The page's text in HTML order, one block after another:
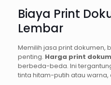
Biaya Print
Lembar
Memilih jasa print dokumen,
penting. Harga print
berbeda-beda. Ini
tinta hitam-putih atau warna,